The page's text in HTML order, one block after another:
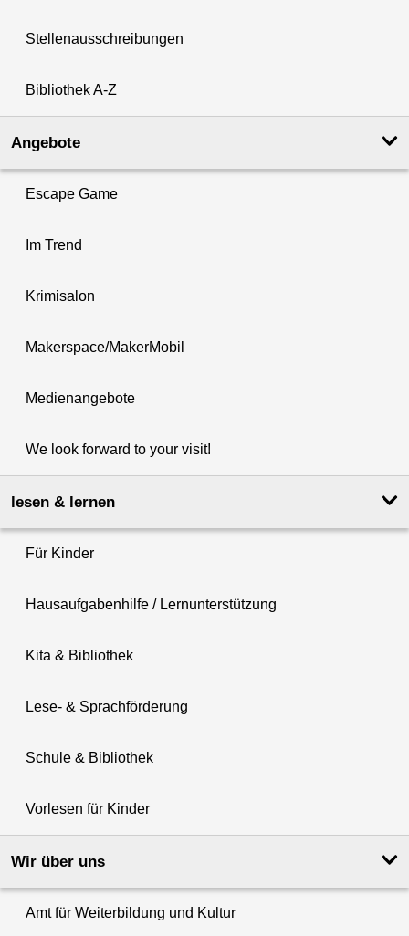
Stellenausschreibungen
Bibliothek A-Z
Angebote
Escape Game
Im Trend
Krimisalon
Makerspace/MakerMobil
Medienangebote
We look forward to your visit!
lesen & lernen
Für Kinder
Hausaufgabenhilfe / Lernunterstützung
Kita & Bibliothek
Lese- & Sprachförderung
Schule & Bibliothek
Vorlesen für Kinder
Wir über uns
Amt für Weiterbildung und Kultur